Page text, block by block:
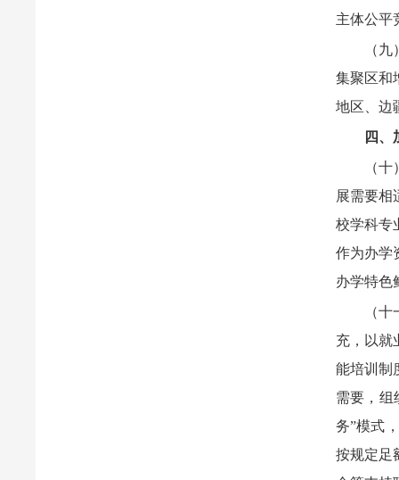
主体公平
（
集聚区和
地区、边
四、
（
展需要相
校学科专
作为办学
办学特色
（
充，以就
能培训制
需要，组
务”模式
按规定足